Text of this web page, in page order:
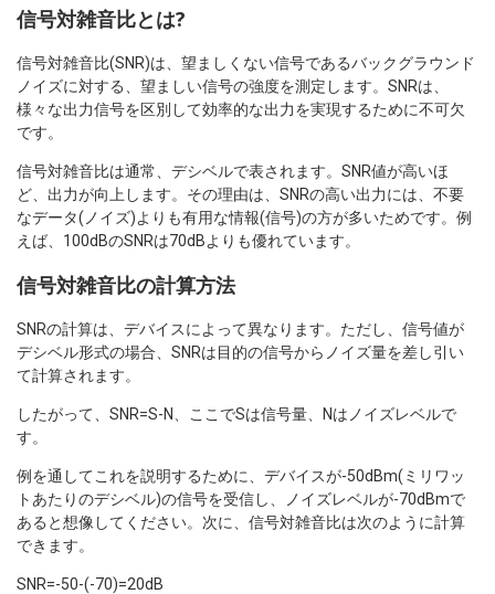
信号対雑音比とは?
信号対雑音比(SNR)は、望ましくない信号であるバックグラウンド
ノイズに対する、望ましい信号の強度を測定します。SNRは、
様々な出力信号を区別して効率的な出力を実現するために不可欠
です。
信号対雑音比は通常、デシベルで表されます。SNR値が高いほ
ど、出力が向上します。その理由は、SNRの高い出力には、不要
なデータ(ノイズ)よりも有用な情報(信号)の方が多いためです。例
えば、100dBのSNRは70dBよりも優れています。
信号対雑音比の計算方法
SNRの計算は、デバイスによって異なります。ただし、信号値が
デシベル形式の場合、SNRは目的の信号からノイズ量を差し引い
て計算されます。
したがって、SNR=S-N、ここでSは信号量、Nはノイズレベルで
す。
例を通してこれを説明するために、デバイスが-50dBm(ミリワッ
トあたりのデシベル)の信号を受信し、ノイズレベルが-70dBmで
あると想像してください。次に、信号対雑音比は次のように計算
できます。
SNR=-50-(-70)=20dB